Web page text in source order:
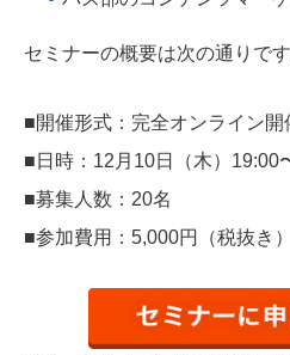
セミナーの概要は次の通りです
■開催形式：完全オンライン開
■日時：12月10日（木）19:00
■募集人数：20名
■参加費用：5,000円（税抜き）